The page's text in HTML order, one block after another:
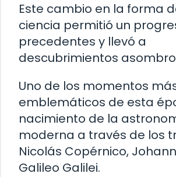
Este cambio en la forma
ciencia permitió un
precedentes y llevó a
descubrimientos
Uno de los momentos
emblemáticos de esta
nacimiento de la
moderna a través de los
Nicolás Copérnico,
Galileo Galilei.